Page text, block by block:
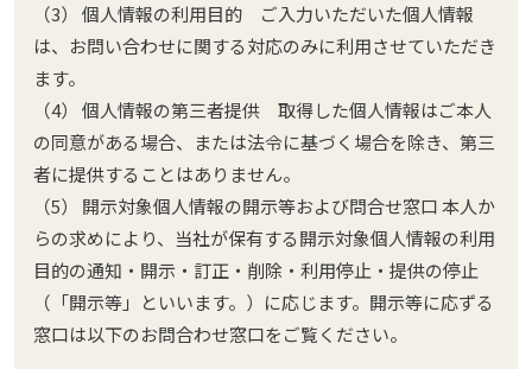
（3） 個人情報の利用目的 ご入力いただいた個人情報
は、お問い合わせに関する対応のみに利用させていただき
ます。
（4） 個人情報の第三者提供 取得した個人情報はご本人
の同意がある場合、または法令に基づく場合を除き、第三
者に提供することはありません。
（5） 開示対象個人情報の開示等および問合せ窓口 本人か
らの求めにより、当社が保有する開示対象個人情報の利用
目的の通知・開示・訂正・削除・利用停止・提供の停止
（「開示等」といいます。）に応じます。開示等に応ずる
窓口は以下のお問合わせ窓口をご覧ください。